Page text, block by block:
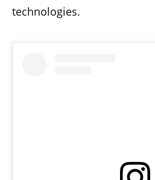
technologies.